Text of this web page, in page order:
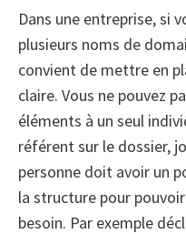
Dans une entreprise, si
plusieurs noms de
convient de mettre en
claire. Vous ne pouvez
éléments à un seul
référent sur le dossier,
personne doit avoir un
la structure pour
besoin. Par exemple